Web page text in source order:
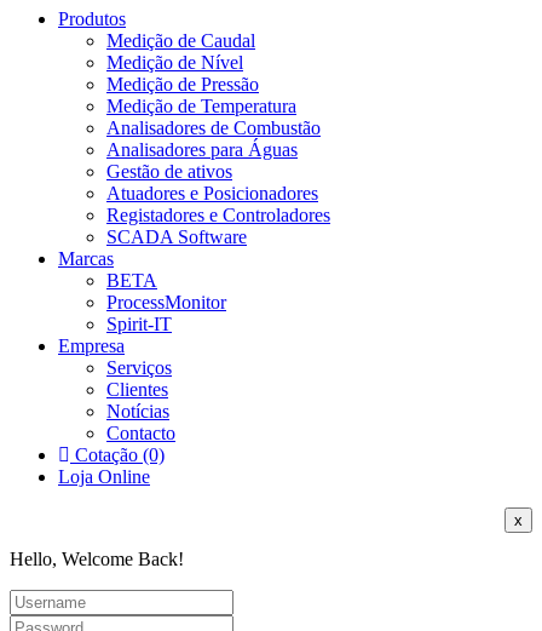
Produtos
Medição de Caudal
Medição de Nível
Medição de Pressão
Medição de Temperatura
Analisadores de Combustão
Analisadores para Águas
Gestão de ativos
Atuadores e Posicionadores
Registadores e Controladores
SCADA Software
Marcas
BETA
ProcessMonitor
Spirit-IT
Empresa
Serviços
Clientes
Notícias
Contacto
Cotação (0)
Loja Online
x
Hello, Welcome Back!